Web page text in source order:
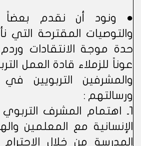
● ونود أن نقدم بعضاً
والتوصيات المقترحة التي
حدة موجة الانتقادات
عوناً للزملاء قادة العمل
والمشرفين التربويين
ورسالتهم :
1ـ اهتمام المشرف
الإنسانية مع المعلمين
المدرسة من خلال